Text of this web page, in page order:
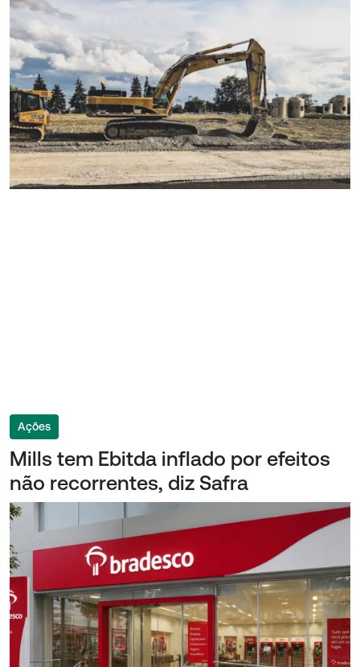
Ações
Mills tem Ebitda inflado por efeitos
não recorrentes, diz Safra